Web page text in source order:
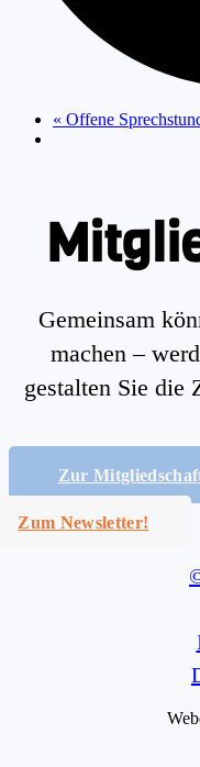
« Offene
Gemeinsam
machen –
gestalten Sie die
Zur
Zum Newsletter!